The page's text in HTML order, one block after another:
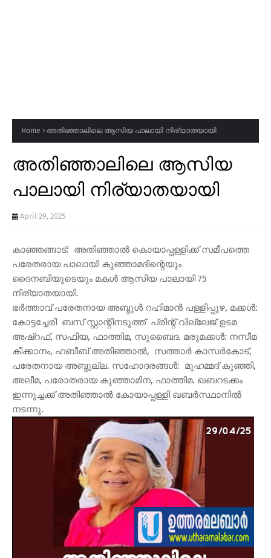
Home അതിഞ്ഞാലിലെ ആസിയ പാലായി നിര്യാതയായി
അതിഞ്ഞാലിലെ ആസിയ
പാലായി നിര്യാതയായി
April 29, 2025
കാഞ്ഞങ്ങാട്: അതിഞ്ഞാല്‍ കൊയാപ്പള്ളിക്ക് സമീപത്തെ
പരേതരായ പാലായി കുഞ്ഞാമദിന്റെയും
ദൈനബിയുടെയും മകള്‍ ആസിയ പാലായി 75
നിര്യാതയായി.
ഭര്‍ത്താവ് പരേതനായ അബ്ദുള്‍ റഹിമാന്‍ പള്ളിപ്പുഴ, മക്കള്‍:
കോട്ടച്ചേരി ബസ് സ്റ്റാന്റിനടുത്ത് പ്രിന്റ് വില്ലേജ് ഉടമ
അഷ്‌റഫ്, സഫിയ, ഫാത്തിമ, സുബൈദ. മരുമക്കള്‍: നസീമ
കീക്കാനം, ഹബീബ് അതിഞ്ഞാല്‍, സത്താര്‍ കാസര്‍കോട്,
പരേതനായ അബ്ദുല്ല. സഹോദരങ്ങള്‍: മുഹമ്മദ് കുഞ്ഞി,
അലീമ, പരോതരായ കുഞ്ഞാമിന, ഫാത്തിമ. ഖബറടക്കം
ഇന്നുച്ചക്ക് അതിഞ്ഞാല്‍ കോയാപ്പള്ളി ഖബര്‍സ്ഥാനില്‍
നടന്നു.